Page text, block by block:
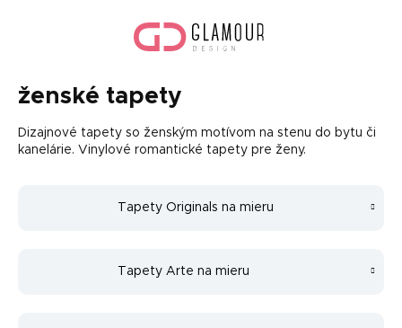
ženské tapety
Dizajnové tapety so ženským motívom na stenu do bytu či
kanelárie. Vinylové romantické tapety pre ženy.
Tapety Originals na mieru
Tapety Arte na mieru